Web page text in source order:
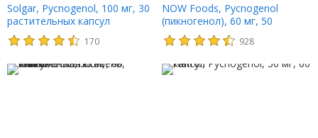
Solgar, Pycnogenol, 100 мг, 30
растительных капсул
170
NOW Foods, Pycnogenol
(пикногенол), 60 мг, 50
растительных капсул
928